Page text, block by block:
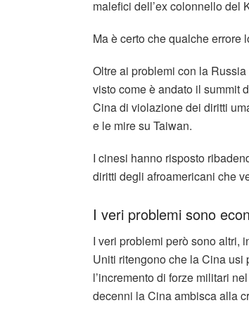
malefici dell’ex colonnello del
Ma è certo che qualche errore
Oltre ai problemi con la
visto come è andato il summit
Cina di violazione dei diritti
e le mire su Taiwan.
I cinesi hanno risposto
diritti degli afroamericani che
I veri problemi sono
I veri problemi però sono altri,
Uniti ritengono che la Cina
l’incremento di forze militari
decenni la Cina ambisca alla